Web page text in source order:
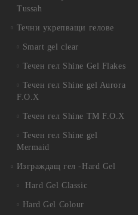
Tussah
Течни укрепващи гелове
Smart gel clear
Течен гел Shine Gel Flakes
Течен гел Shine gel Aurora
F.O.X
Течен гел Shine TM F.O.X
Течен гел Shine gel
Mermaid
Изграждащ гел -Hard Gel
Hard Gel Classic
Hard Gel Colour